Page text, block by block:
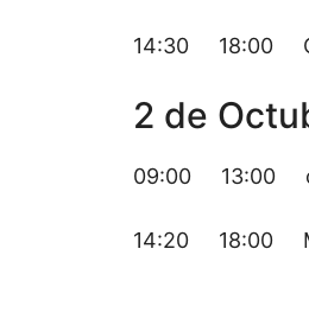
14:30 18:00
2 de
09:00 13:00
14:20 18:00